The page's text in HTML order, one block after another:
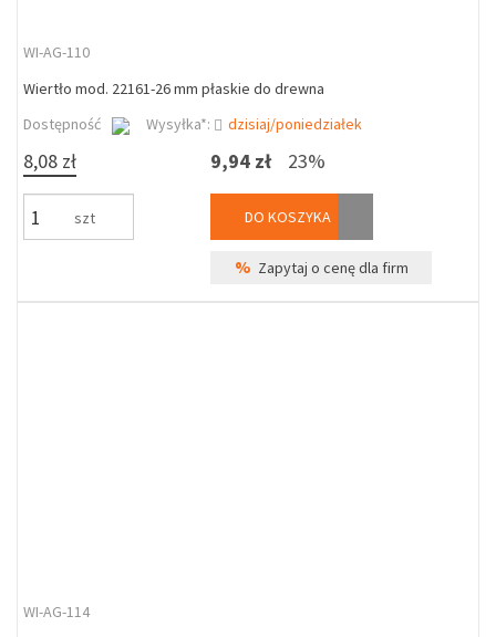
WI-AG-110
Wiertło mod. 22161-26 mm płaskie do drewna
Dostępność
Wysyłka*: dzisiaj/poniedziałek
8,08 zł
szt
9,94 zł 23%
DO KOSZYKA
% Zapytaj o cenę dla firm
WI-AG-114